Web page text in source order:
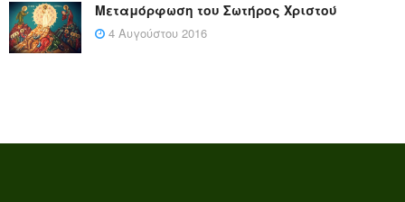
Μεταμόρφωση του Σωτήρος Χριστού
4 Αυγούστου 2016